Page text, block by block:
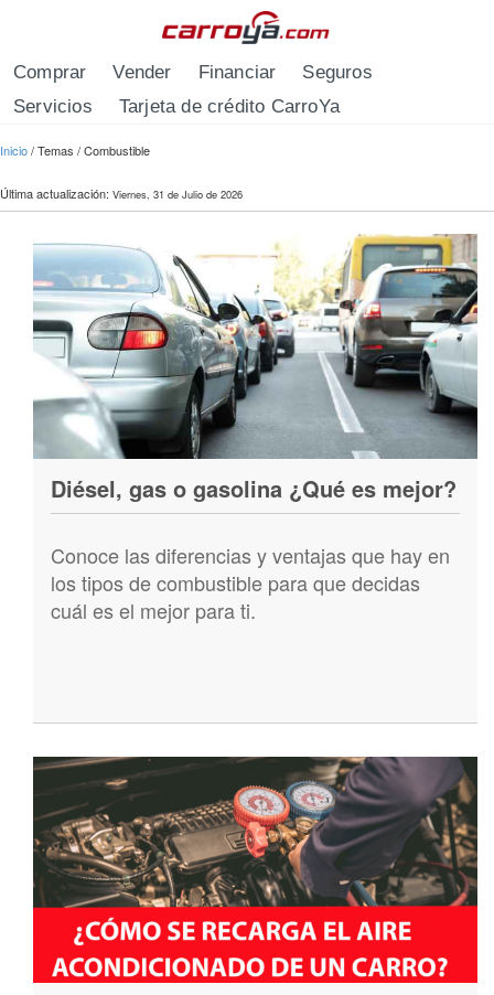
Comprar Vender Financiar
Seguros
Servicios
Tarjeta de crédito CarroYa
Se encuentra usted aquí
Inicio/Temas /Combustible
Última actualización: Viernes, 31 de Julio de 2026
Diésel, gas o gasolina ¿Qué es mejor?
Conoce las diferencias y ventajas que hay en
los tipos de combustible para que decidas
cuál es el mejor para ti.